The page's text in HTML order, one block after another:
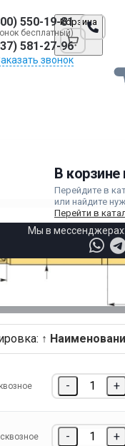
550-19-81
бесплатный)
581-27-96
звонок
Корзина
В корзине
Перейдите в
или найдите
Перейти в
Мы в мессенджерах:
↑
- +
сквозное - +